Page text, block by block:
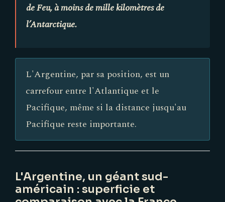
de Feu, à moins de mille kilomètres de
l’Antarctique.
L'Argentine, par sa position, est un
carrefour entre l'Atlantique et le
Pacifique, même si la distance jusqu'au
Pacifique reste importante.
L'Argentine, un géant sud-
américain : superficie et